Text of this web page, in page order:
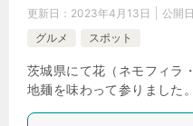
更新日： 2023年4月13日 公開
グルメ
スポット
茨城県にて花（ネモフィラ
地麺を味わって参りました。